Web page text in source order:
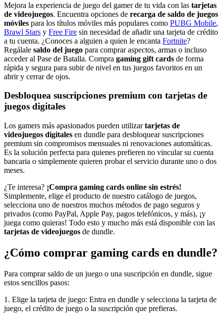
Mejora la experiencia de juego del gamer de tu vida con las tarjetas
de videojuegos. Encuentra opciones de recarga de saldo de juegos
móviles para los títulos móviles más populares como PUBG Mobile,
Brawl Stars y Free Fire sin necesidad de añadir una tarjeta de crédito
a tu cuenta. ¿Conoces a alguien a quien le encanta Fortnite?
Regálale saldo del juego para comprar aspectos, armas o incluso
acceder al Pase de Batalla. Compra gaming gift cards de forma
rápida y segura para subir de nivel en tus juegos favoritos en un
abrir y cerrar de ojos.
Desbloquea suscripciones premium con tarjetas de
juegos digitales
Los gamers más apasionados pueden utilizartarjetas de
videojuegos digitales en dundle para desbloquear suscripciones
premium sin compromisos mensuales ni renovaciones automáticas.
Es la solución perfecta para quienes prefieren no vincular su cuenta
bancaria o simplemente quieren probar el servicio durante uno o dos
meses.
¿Te interesa? ¡Compra gaming cards online sin estrés!
Simplemente, elige el producto de nuestro catálogo de juegos,
selecciona uno de nuestros muchos métodos de pago seguros y
privados (como PayPal, Apple Pay, pagos telefónicos, y más), ¡y
juega como quieras! Todo esto y mucho más está disponible con las
tarjetas de videojuegos de dundle.
¿Cómo comprar gaming cards en dundle?
Para comprar saldo de un juego o una suscripción en dundle, sigue
estos sencillos pasos:
1. Elige la tarjeta de juego: Entra en dundle y selecciona la tarjeta de
juego, el crédito de juego o la suscripción que prefieras.